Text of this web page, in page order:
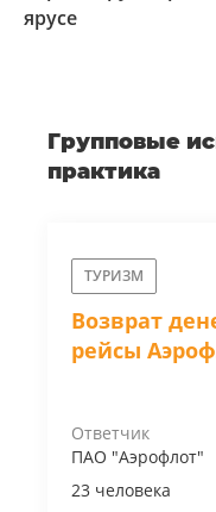
ярусе
Групповые
практика
ТУРИЗМ
Возврат
рейсы
Ответчик
ПАО "Аэрофлот"
23 человека
коллективного
заказника. А
Ставропольскому
Заголовок